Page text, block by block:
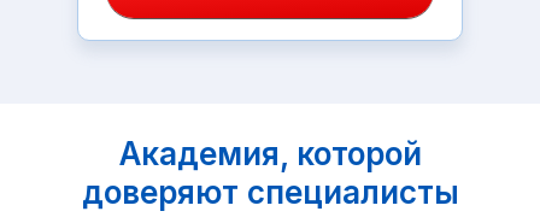
Академия, которой
доверяют специалисты